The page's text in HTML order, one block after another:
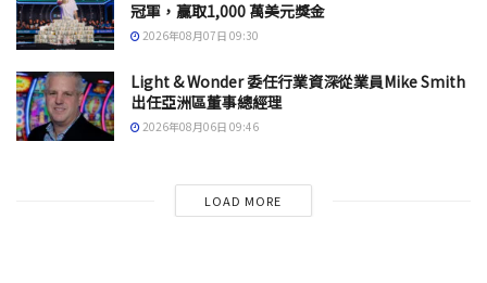
冠軍，贏取1,000 萬美元獎金
2026年08月07日 09:30
Light & Wonder 委任行業資深從業員Mike Smith
出任亞洲區董事總經理
2026年08月06日 09:46
LOAD MORE